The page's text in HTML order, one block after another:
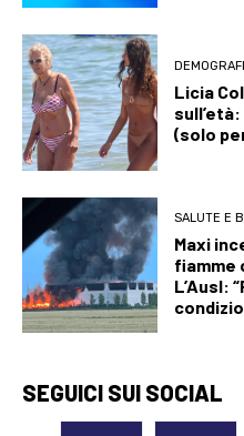
Licia
sull’età:
(solo
SALUTE E
Maxi
fiamme
L’Ausl:
SEGUICI SUI SOCIAL